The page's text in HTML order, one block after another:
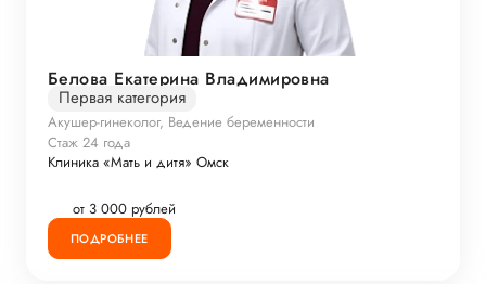
Белова Екатерина Владимировна
Первая категория
Акушер-гинеколог, Ведение беременности
Стаж 24 года
Клиника «Мать и дитя» Омск
от 3 000 рублей
ПОДРОБНЕЕ